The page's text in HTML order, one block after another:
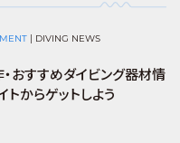
| DIVING NEWS
おすすめダイビング器材情
トからゲットしよう